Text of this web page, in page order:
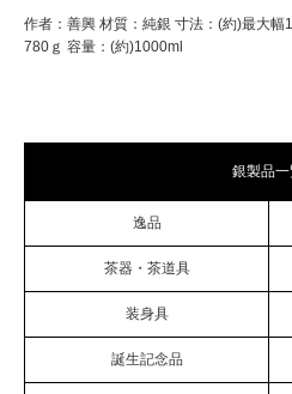
作者：善興 材質：純銀 寸法：(約)最大
780ｇ 容量：(約)1000ml
銀製品
逸品
茶器・茶道具
装身具
誕生記念品